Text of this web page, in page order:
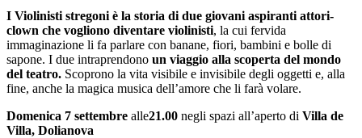
I Violinisti stregoni è la storia di due giovani aspiranti attori-
clown che vogliono diventare violinisti, la cui fervida
immaginazione li fa parlare con banane, fiori, bambini e bolle di
sapone. I due intraprendono un viaggio alla scoperta del mondo
del teatro. Scoprono la vita visibile e invisibile degli oggetti e, alla
fine, anche la magica musica dell’amore che li farà volare.
Domenica 7 settembre alle21.00 negli spazi all’aperto di Villa de
Villa, Dolianova